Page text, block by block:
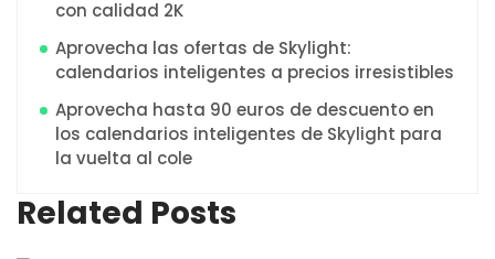
con calidad 2K
Aprovecha las ofertas de Skylight:
calendarios inteligentes a precios irresistibles
Aprovecha hasta 90 euros de descuento en
los calendarios inteligentes de Skylight para
la vuelta al cole
Related Posts